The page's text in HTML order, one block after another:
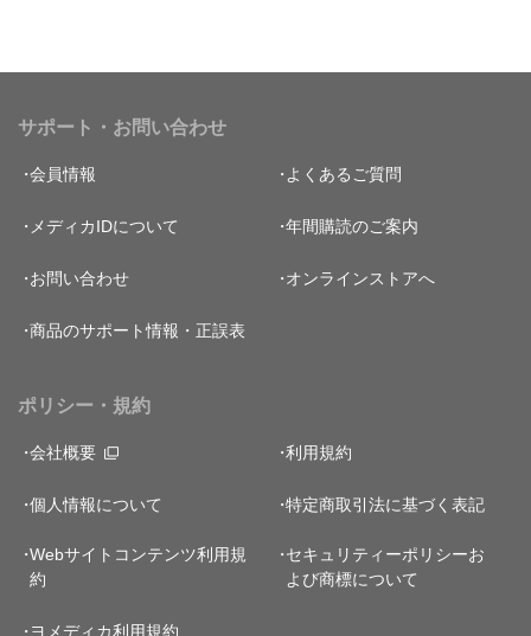
サポート・お問い合わせ
会員情報 よくあるご質問
メディカIDについて 年間購読のご案内
お問い合わせ オンラインストアへ
商品のサポート情報・正誤表
ポリシー・規約
会社概要 利用規約
個人情報について 特定商取引法に基づく表記
Webサイトコンテンツ利用規
約
セキュリティーポリシーお
よび商標について
ヨメディカ利用規約